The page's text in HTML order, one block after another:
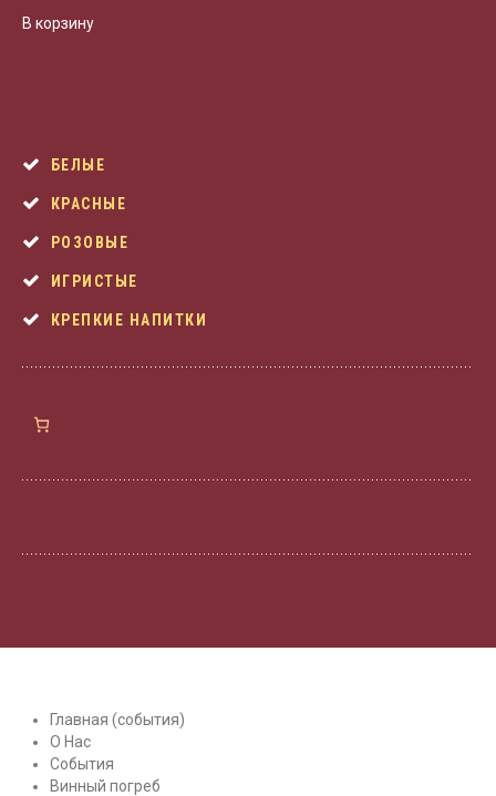
В корзину
БЕЛЫЕ
КРАСНЫЕ
РОЗОВЫЕ
ИГРИСТЫЕ
КРЕПКИЕ НАПИТКИ
Главная (события)
О Нас
События
Винный погреб